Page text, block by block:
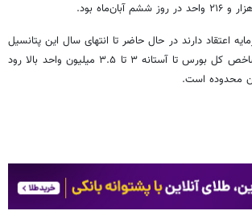
اعتقاد دارند در حال حاضر تا انتهای سال این پتانسیل
وجود دارد که مجموع شاخص کل بورس تا آستانه ۳ تا ۳.۵ میلیون واحد بالا رود
محدوده است.